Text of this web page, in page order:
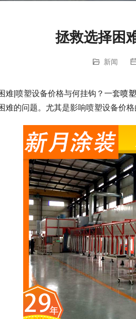
拯救选择困
新闻
难|喷塑设备价格与何挂钩？一套喷
难的问题。尤其是影响喷塑设备价